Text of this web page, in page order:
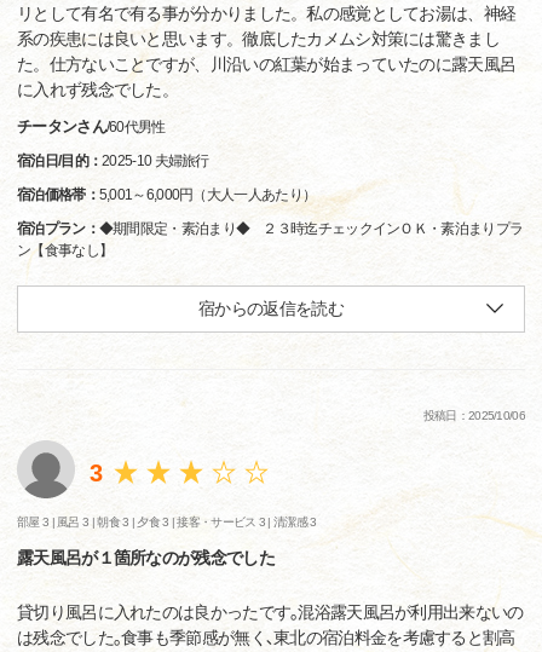
リとして有名で有る事が分かりました。私の感覚としてお湯は、神経
系の疾患には良いと思います。徹底したカメムシ対策には驚きまし
た。仕方ないことですが、川沿いの紅葉が始まっていたのに露天風呂
に入れず残念でした。
チータンさん/60代男性
宿泊日/目的：2025-10 夫婦旅行
宿泊価格帯： 5,001～6,000円（大人一人あたり）
宿泊プラン： ◆期間限定・素泊まり◆ ２３時迄チェックインＯＫ・素泊まりプラ
ン【食事なし】
宿からの返信を読む
投稿日：2025/10/06
3
部屋 3 | 風呂 3 |朝食 3 | 夕食 3 |接客・サービス 3 |清潔感 3
露天風呂が１箇所なのが残念でした
貸切り風呂に入れたのは良かったです｡混浴露天風呂が利用出来ないの
は残念でした｡食事も季節感が無く､東北の宿泊料金を考慮すると割高